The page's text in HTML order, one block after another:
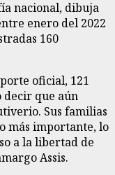
nacional, dibuja
enero del 2022
160
oficial, 121
que aún
Sus familias
más importante, lo
a la libertad de
Assis.